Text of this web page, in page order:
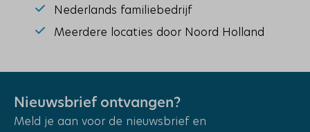
Middagzon
Callantsoog
Nederlands familiebedrijf
Meerdere locaties door Noord Holland
Nieuwsbrief ontvangen?
Meld je aan voor de nieuwsbrief en